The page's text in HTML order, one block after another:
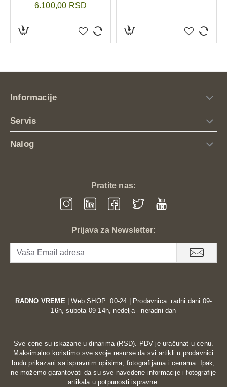
6.100,00 RSD
Informacije
Servis
Nalog
Pratite nas:
Prijava za Newsletter:
RADNO VREME| Web SHOP: 00-24 | Prodavnica: radni dani 09-
16h, subota 09-14h, nedelja - neradni dan
Sve cene su iskazane u dinarima (RSD). PDV je uračunat u cenu.
Maksimalno koristimo sve svoje resurse da svi artikli u prodavnici
budu prikazani sa ispravnim opisima, fotografijama i cenama. Ipak,
ne možemo garantovati da su sve navedene informacije i fotografije
artikala u potpunosti ispravne.